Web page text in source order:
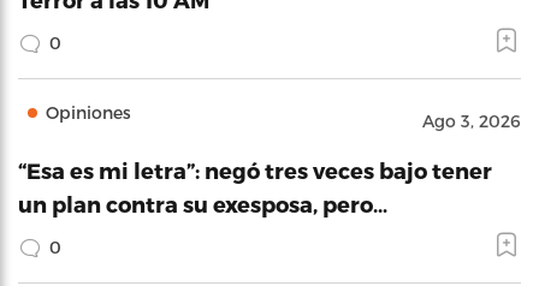
0
Opiniones Ago 3, 2026
“Esa es mi letra”: negó tres veces bajo tener
un plan contra su exesposa, pero…
0